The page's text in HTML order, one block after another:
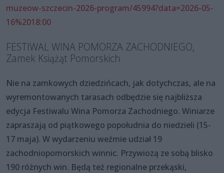
muzeow-szczecin-2026-program/45994?data=2026-05-
16%2018:00
FESTIWAL WINA POMORZA ZACHODNIEGO,
Zamek Książąt Pomorskich
Nie na zamkowych dziedzińcach, jak dotychczas, ale na
wyremontowanych tarasach odbędzie się najbliższa
edycja Festiwalu Wina Pomorza Zachodniego. Winiarze
zapraszają od piątkowego popołudnia do niedzieli (15-
17 maja). W wydarzeniu weźmie udział 19
zachodniopomorskich winnic. Przywiozą ze sobą blisko
190 różnych win. Będą też regionalne przekąski,